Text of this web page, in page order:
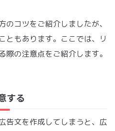
のコツをご紹介しましたが、
ともあります。ここでは、リ
際の注意点をご紹介します。
する
告文を作成してしまうと、広